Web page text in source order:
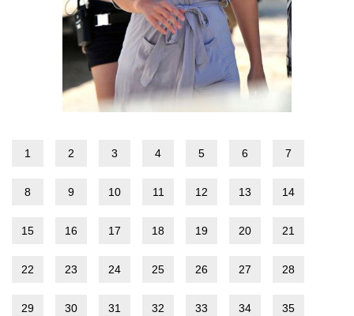
1 2 3 4 5 6 7
8 9 10 11 12 13 14
15 16 17 18 19 20 21
22 23 24 25 26 27 28
29 30 31 32 33 34 35